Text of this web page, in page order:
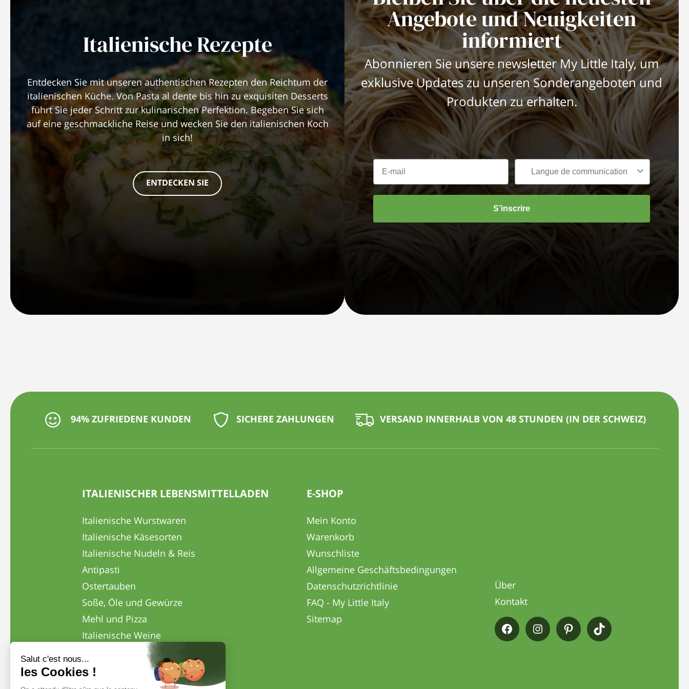
Italienische Rezepte
Entdecken Sie mit unseren authentischen Rezepten den Reichtum der
italienischen Küche. Von Pasta al dente bis hin zu exquisiten Desserts
führt Sie jeder Schritt zur kulinarischen Perfektion. Begeben Sie sich
auf eine geschmackliche Reise und wecken Sie den italienischen Koch
in sich!
ENTDECKEN SIE
Angebote und Neuigkeiten
informiert
Abonnieren Sie unsere newsletter My Little Italy, um
exklusive Updates zu unseren Sonderangeboten und
Produkten zu erhalten.
S’inscrire
94% ZUFRIEDENE KUNDEN SICHERE ZAHLUNGEN VERSAND INNERHALB VON 48 STUNDEN (IN DER SCHWEIZ)
ITALIENISCHER LEBENSMITTELLADEN
Italienische Wurstwaren
Italienische Käsesorten
Italienische Nudeln & Reis
Antipasti
Ostertauben
Soße, Öle und Gewürze
Mehl und Pizza
Italienische Weine
Italienische Cafés
Italienische Biere
Geschenke
E-SHOP
Mein Konto
Warenkorb
Wunschliste
Allgemeine Geschäftsbedingungen
Datenschutzrichtlinie
FAQ - My Little Italy
Sitemap
Über
Kontakt